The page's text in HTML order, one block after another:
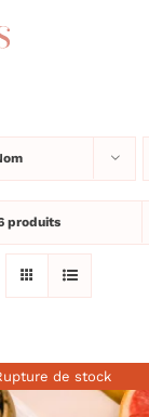
produits
de stock